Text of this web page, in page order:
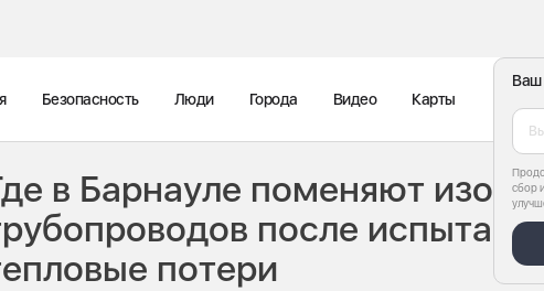
Ваш
сбор
Безопасность Люди Города Видео Карты
в Барнауле поменяют
после
потери